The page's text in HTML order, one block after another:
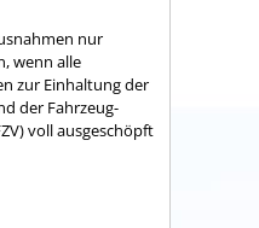
nur
wenn alle
zur Einhaltung der
der Fahrzeug-
voll ausgeschöpft